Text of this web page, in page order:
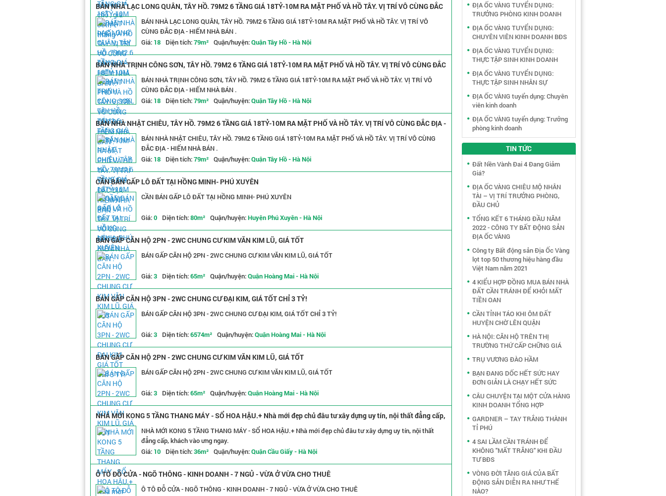
BÁN NHÀ LẠC LONG QUÂN, TÂY HỒ. 79M2 6 TẦNG GIÁ 18TỶ-10M RA MẶT PHỐ VÀ HỒ TÂY. VỊ TRÍ VÔ CÙNG ĐẮC
ĐỊA - HIẾM NHÀ BÁN .
BÁN NHÀ LẠC LONG QUÂN, TÂY HỒ. 79M2 6 TẦNG GIÁ 18TỶ-10M RA MẶT PHỐ VÀ HỒ TÂY. VỊ TRÍ VÔ
CÙNG ĐẮC ĐỊA - HIẾM NHÀ BÁN .
Giá: 18 Diện tích:79m² Quận/huyện:Quận Tây Hồ - Hà Nội
BÁN NHÀ TRỊNH CÔNG SƠN, TÂY HỒ. 79M2 6 TẦNG GIÁ 18TỶ-10M RA MẶT PHỐ VÀ HỒ TÂY. VỊ TRÍ VÔ CÙNG ĐẮC
ĐỊA - HIẾM NHÀ BÁN .
BÁN NHÀ TRỊNH CÔNG SƠN, TÂY HỒ. 79M2 6 TẦNG GIÁ 18TỶ-10M RA MẶT PHỐ VÀ HỒ TÂY. VỊ TRÍ VÔ
CÙNG ĐẮC ĐỊA - HIẾM NHÀ BÁN .
Giá: 18 Diện tích:79m² Quận/huyện:Quận Tây Hồ - Hà Nội
BÁN NHÀ NHẬT CHIÊU, TÂY HỒ. 79M2 6 TẦNG GIÁ 18TỶ-10M RA MẶT PHỐ VÀ HỒ TÂY. VỊ TRÍ VÔ CÙNG ĐẮC ĐỊA -
HIẾM NHÀ BÁN .
BÁN NHÀ NHẬT CHIÊU, TÂY HỒ. 79M2 6 TẦNG GIÁ 18TỶ-10M RA MẶT PHỐ VÀ HỒ TÂY. VỊ TRÍ VÔ CÙNG
ĐẮC ĐỊA - HIẾM NHÀ BÁN .
Giá: 18 Diện tích:79m² Quận/huyện:Quận Tây Hồ - Hà Nội
CẦN BÁN GẤP LÔ ĐẤT TẠI HỒNG MINH- PHÚ XUYÊN
CẦN BÁN GẤP LÔ ĐẤT TẠI HỒNG MINH- PHÚ XUYÊN
Giá:0 Diện tích:80m² Quận/huyện:Huyện Phú Xuyên - Hà Nội
BÁN GẤP CĂN HỘ 2PN - 2WC CHUNG CƯ KIM VĂN KIM LŨ, GIÁ TỐT
BÁN GẤP CĂN HỘ 2PN - 2WC CHUNG CƯ KIM VĂN KIM LŨ, GIÁ TỐT
Giá:3 Diện tích:65m² Quận/huyện:Quận Hoàng Mai - Hà Nội
BÁN GẤP CĂN HỘ 3PN - 2WC CHUNG CƯ ĐẠI KIM, GIÁ TỐT CHỈ 3 TỶ!
BÁN GẤP CĂN HỘ 3PN - 2WC CHUNG CƯ ĐẠI KIM, GIÁ TỐT CHỈ 3 TỶ!
Giá:3 Diện tích:6574m² Quận/huyện:Quận Hoàng Mai - Hà Nội
BÁN GẤP CĂN HỘ 2PN - 2WC CHUNG CƯ KIM VĂN KIM LŨ, GIÁ TỐT
BÁN GẤP CĂN HỘ 2PN - 2WC CHUNG CƯ KIM VĂN KIM LŨ, GIÁ TỐT
Giá:3 Diện tích:65m² Quận/huyện:Quận Hoàng Mai - Hà Nội
NHÀ MỚI KONG 5 TẦNG THANG MÁY - SỔ HOA HẬU.+ Nhà mới đẹp chủ đâu tư xây dựng uy tín, nội thất đẳng cấp,
khách vào ưng ngay.
NHÀ MỚI KONG 5 TẦNG THANG MÁY - SỔ HOA HẬU.+ Nhà mới đẹp chủ đâu tư xây dựng uy tín, nội thất
đẳng cấp, khách vào ưng ngay.
Giá: 10 Diện tích:36m² Quận/huyện:Quận Cầu Giấy - Hà Nội
Ô TÔ ĐỖ CỬA - NGÕ THÔNG - KINH DOANH - 7 NGỦ - VỪA Ở VỪA CHO THUÊ
Ô TÔ ĐỖ CỬA - NGÕ THÔNG - KINH DOANH - 7 NGỦ - VỪA Ở VỪA CHO THUÊ
ĐỊA ỐC VÀNG TUYỂN DỤNG:
TRƯỞNG PHÒNG KINH DOANH
ĐỊA ỐC VÀNG TUYỂN DỤNG:
CHUYÊN VIÊN KINH DOANH BĐS
ĐỊA ỐC VÀNG TUYỂN DỤNG:
THỰC TẬP SINH KINH DOANH
ĐỊA ỐC VÀNG TUYỂN DỤNG:
THỰC TẬP SINH NHÂN SỰ
ĐỊA ỐC VÀNG tuyển dụng: Chuyên
viên kinh doanh
ĐỊA ỐC VÀNG tuyển dụng: Trưởng
phòng kinh doanh
TIN TỨC
Đất Nền Vành Đai 4 Đang Giảm
Giá?
ĐỊA ỐC VÀNG CHIÊU MỘ NHÂN
TÀI – VỊ TRÍ TRƯỞNG PHÒNG,
ĐẦU CHỦ
TỔNG KẾT 6 THÁNG ĐẦU NĂM
2022 - CÔNG TY BẤT ĐỘNG SẢN
ĐỊA ỐC VÀNG
Công ty Bất động sản Địa Ốc Vàng
lọt top 50 thương hiệu hàng đầu
Việt Nam năm 2021
4 KIỂU HỢP ĐỒNG MUA BÁN NHÀ
ĐẤT CẦN TRÁNH ĐỂ KHỎI MẤT
TIỀN OAN
CẦN TỈNH TÁO KHI ÔM ĐẤT
HUYỆN CHỜ LÊN QUẬN
HÀ NỘI: CĂN HỘ TRÊN THỊ
TRƯỜNG THỨ CẤP CHỮNG GIÁ
TRỤ VƯƠNG ĐÀO HẦM
BẠN ĐANG DỐC HẾT SỨC HAY
ĐƠN GIẢN LÀ CHẠY HẾT SỨC
CÂU CHUYỆN TẠI MỘT CỬA HÀNG
KINH DOANH TỔNG HỢP
GARDNER – TAY TRẮNG THÀNH
TỈ PHÚ
4 SAI LẦM CẦN TRÁNH ĐỂ
KHÔNG "MẤT TRẮNG" KHI ĐẦU
TƯ BĐS
VÒNG ĐỜI TĂNG GIÁ CỦA BẤT
ĐỘNG SẢN DIỄN RA NHƯ THẾ
NÀO?